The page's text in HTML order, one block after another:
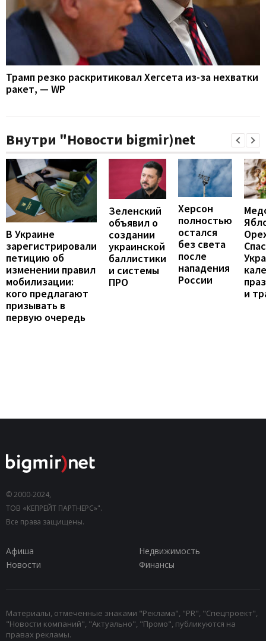
Трамп резко раскритиковал Хегсета из-за нехватки
ракет, — WP
Внутри "Новости bigmir)net
В Украине
зарегистрировали
петицию об
изменении правил
мобилизации:
кого предлагают
призывать в
первую очередь
Зеленский
объявил о
создании
украинской
баллистики
и системы
ПРО
Херсон
полностью
остался
без света
после
нападения
России
и
© 2000-2024,
ТОВ «КЕПРЕЙТ ПАРТНЕРС»".
Все права защищены.
Афиша
Недвижимость
Новости
Финансы
Материалы, отмеченные знаками "Реклама", "PR", "Спецпроект",
"Новости компаний", "Актуально", "Промо", публикуются на
правах рекламы.